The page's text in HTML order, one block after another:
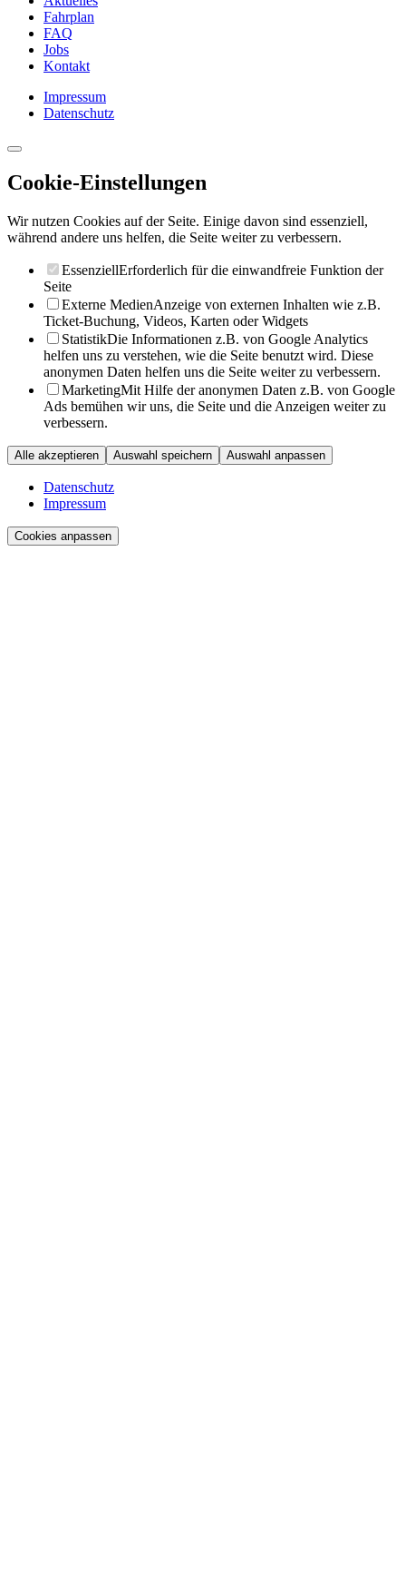
Fahrplan
FAQ
Jobs
Kontakt
Impressum
Datenschutz
Cookie-Einstellungen
Wir nutzen Cookies auf der Seite. Einige davon sind essenziell,
während andere uns helfen, die Seite weiter zu verbessern.
EssenziellErforderlich für die einwandfreie Funktion der
Seite
Externe MedienAnzeige von externen Inhalten wie z.B.
Ticket-Buchung, Videos, Karten oder Widgets
StatistikDie Informationen z.B. von Google Analytics
helfen uns zu verstehen, wie die Seite benutzt wird. Diese
anonymen Daten helfen uns die Seite weiter zu verbessern.
MarketingMit Hilfe der anonymen Daten z.B. von Google
Ads bemühen wir uns, die Seite und die Anzeigen weiter zu
verbessern.
Alle akzeptieren Auswahl speichern Auswahl anpassen
Datenschutz
Impressum
Cookies anpassen